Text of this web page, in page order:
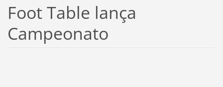
Foot Table lança
Campeonato